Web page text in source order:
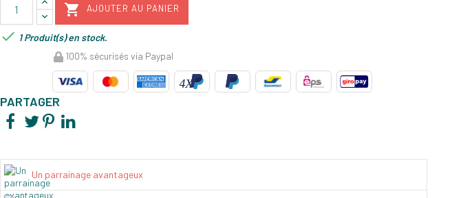
 AJOUTER AU PANIER
 1 Produit(s) en stock.
100% sécurisés via Paypal
PARTAGER
Un parrainage avantageux